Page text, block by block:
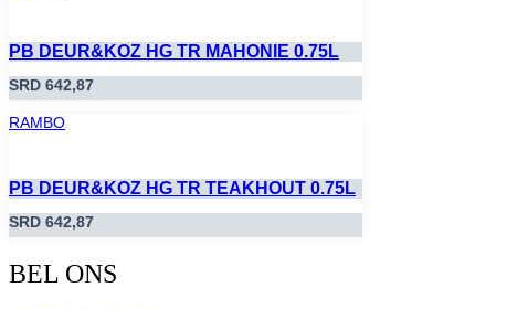
PB DEUR&KOZ HG TR MAHONIE 0.75L
SRD 642,87
RAMBO
PB DEUR&KOZ HG TR TEAKHOUT 0.75L
SRD 642,87
BEL ONS